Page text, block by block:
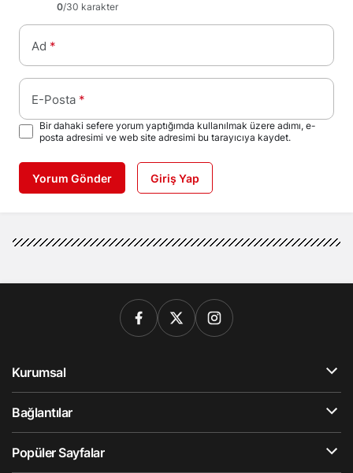
0/30 karakter
Ad *
E-Posta *
Bir dahaki sefere yorum yaptığımda kullanılmak üzere adımı, e-
posta adresimi ve web site adresimi bu tarayıcıya kaydet.
Yorum Gönder Giriş Yap
Kurumsal
Bağlantılar
Popüler Sayfalar